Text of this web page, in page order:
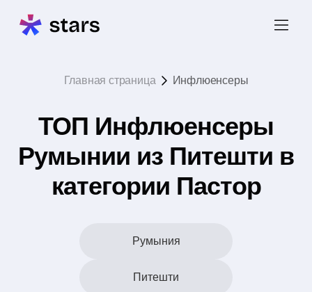
Главная страница Инфлюенсеры
ТОП Инфлюенсеры
Румынии из Питешти в
категории Пастор
Румыния
Питешти